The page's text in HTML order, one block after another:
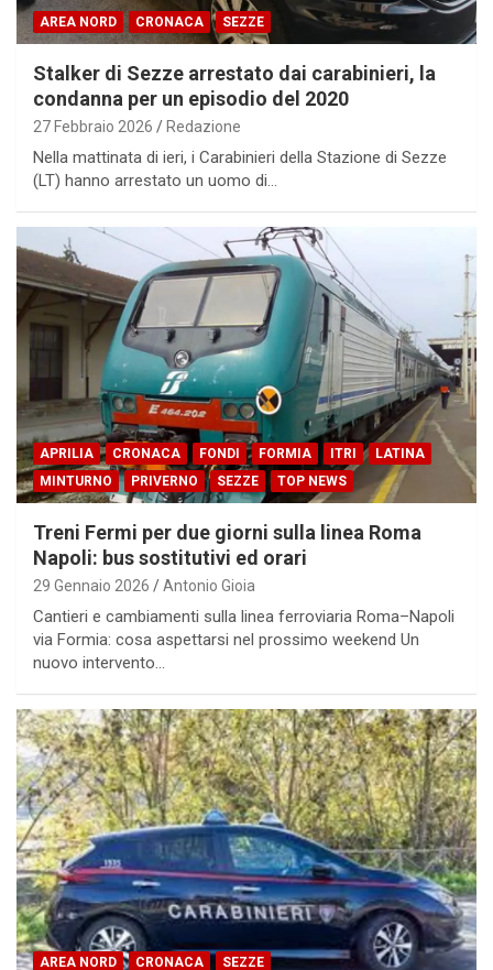
AREA NORD CRONACA SEZZE
Stalker di Sezze arrestato dai carabinieri, la
condanna per un episodio del 2020
27 Febbraio 2026 Redazione
Nella mattinata di ieri, i Carabinieri della Stazione di Sezze
(LT) hanno arrestato un uomo di…
APRILIA CRONACA FONDI FORMIA ITRI
LATINA
MINTURNO
PRIVERNO SEZZE TOP NEWS
Treni Fermi per due giorni sulla linea Roma
Napoli: bus sostitutivi ed orari
29 Gennaio 2026 Antonio Gioia
Cantieri e cambiamenti sulla linea ferroviaria Roma–Napoli
via Formia: cosa aspettarsi nel prossimo weekend Un
nuovo intervento…
AREA NORD CRONACA SEZZE